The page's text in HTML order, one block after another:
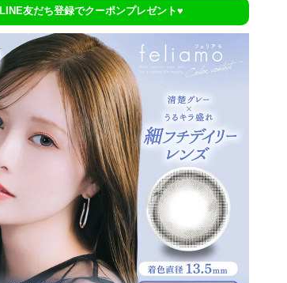
LINE友だち登録でクーポンプレゼント♥